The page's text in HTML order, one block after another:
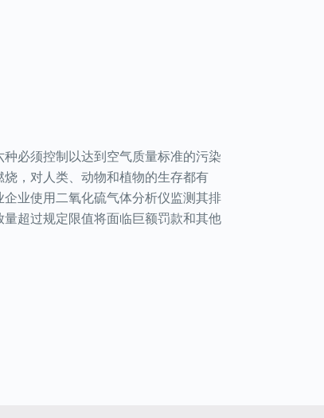
必须控制以达到空气质量标准的污染
，对人类、动物和植物的生存都有
业使用二氧化硫气体分析仪监测其排
超过规定限值将面临巨额罚款和其他